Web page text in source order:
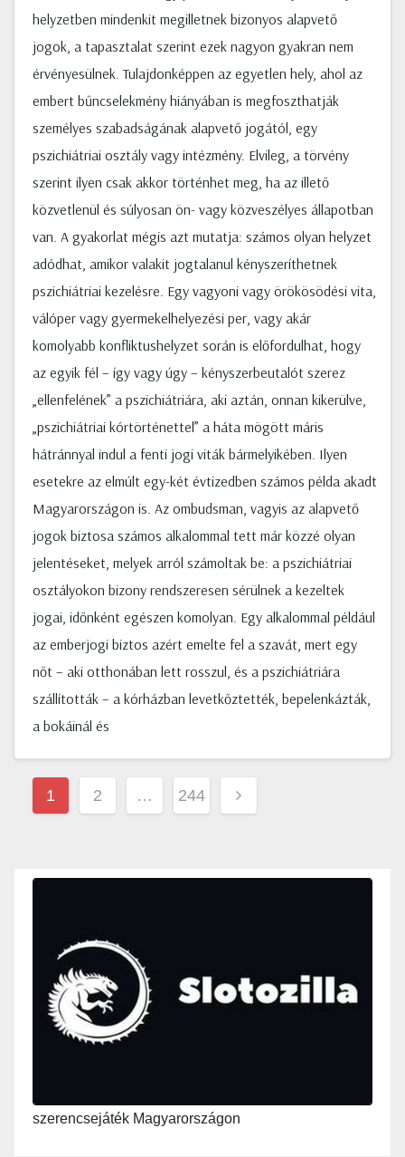
helyzetben mindenkit megilletnek bizonyos alapvető
jogok, a tapasztalat szerint ezek nagyon gyakran nem
érvényesülnek. Tulajdonképpen az egyetlen hely, ahol az
embert bűncselekmény hiányában is megfoszthatják
személyes szabadságának alapvető jogától, egy
pszichiátriai osztály vagy intézmény. Elvileg, a törvény
szerint ilyen csak akkor történhet meg, ha az illető
közvetlenül és súlyosan ön- vagy közveszélyes állapotban
van. A gyakorlat mégis azt mutatja: számos olyan helyzet
adódhat, amikor valakit jogtalanul kényszeríthetnek
pszichiátriai kezelésre. Egy vagyoni vagy örökösödési vita,
válóper vagy gyermekelhelyezési per, vagy akár
komolyabb konfliktushelyzet során is előfordulhat, hogy
az egyik fél – így vagy úgy – kényszerbeutalót szerez
„ellenfelének” a pszichiátriára, aki aztán, onnan kikerülve,
„pszichiátriai kórtörténettel” a háta mögött máris
hátránnyal indul a fenti jogi viták bármelyikében. Ilyen
esetekre az elmúlt egy-két évtizedben számos példa akadt
Magyarországon is. Az ombudsman, vagyis az alapvető
jogok biztosa számos alkalommal tett már közzé olyan
jelentéseket, melyek arról számoltak be: a pszichiátriai
osztályokon bizony rendszeresen sérülnek a kezeltek
jogai, időnként egészen komolyan. Egy alkalommal például
az emberjogi biztos azért emelte fel a szavát, mert egy
nőt – aki otthonában lett rosszul, és a pszichiátriára
szállították – a kórházban levetkőztették, bepelenkázták,
a bokáinál és
Bejegyzések
lapozása
1 2 … 244
szerencsejáték Magyarországon